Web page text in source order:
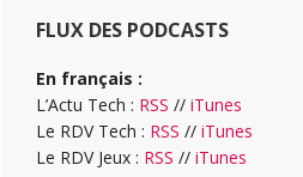
FLUX DES PODCASTS
En français :
L’Actu Tech : RSS // iTunes
Le RDV Tech : RSS // iTunes
Le RDV Jeux : RSS // iTunes